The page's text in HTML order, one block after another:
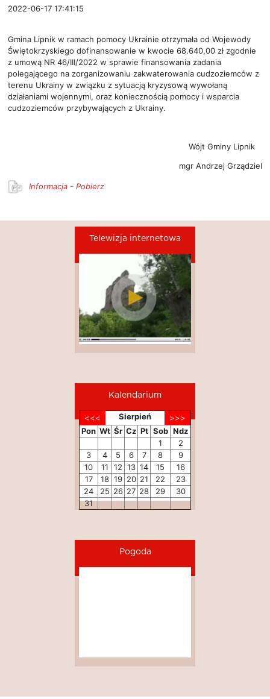
2022-06-17 17:41:15
Gmina Lipnik w ramach pomocy Ukrainie otrzymała od Wojewody
Świętokrzyskiego dofinansowanie w kwocie 68.640,00 zł zgodnie
z umową NR 46/III/2022 w sprawie finansowania zadania
polegającego na zorganizowaniu zakwaterowania cudzoziemców z
terenu Ukrainy w związku z sytuacją kryzysową wywołaną
działaniami wojennymi, oraz koniecznością pomocy i wsparcia
cudzoziemców przybywających z Ukrainy.
Wójt Gminy Lipnik
mgr Andrzej Grządziel
Informacja - Pobierz
Telewizja internetowa
Kalendarium
Sierpień
Pon Wt Śr Cz Pt Sob Ndz
1
2
3
4 5 6 7 8
9
10
11 12 13 14 15
16
17
18 19 20 21 22
23
24
25 26 27 28 29
30
31
Pogoda